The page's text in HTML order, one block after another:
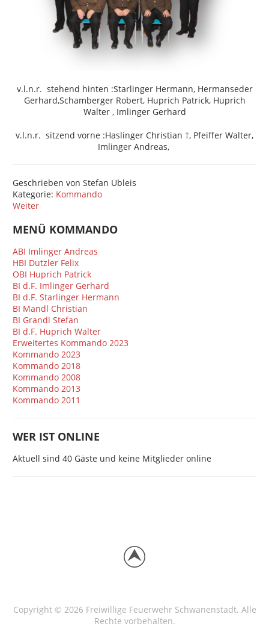
v.l.n.r. stehend hinten :Starlinger Hermann, Hermanseder
Gerhard,Schamberger Robert, Huprich Patrick, Huprich
Walter, Imlinger Gerhard
v.l.n.r. sitzend vorne :Haslinger Christian †, Pfeiffer Walter,
Imlinger Andreas,
Geschrieben vonStefan Übleis
Kategorie: Kommando
Weiter
MENÜ KOMMANDO
ABI Imlinger Andreas
HBI Dutzler Felix
OBI Huprich Patrick
BI d.F. Imlinger Gerhard
BI d.F. Starlinger Hermann
BI Mandl Christian
BI Grandl Stefan
BI d.F. Huprich Walter
Erweitertes Kommando 2023
Kommando 2023
Kommando 2018
Kommando 2008
Kommando 2013
Kommando 2011
WER IST ONLINE
Aktuell sind 40 Gäste und keine Mitglieder online
Copyright © 2026 Freiwillige Feuerwehr Schwanenstadt. Alle
Rechte vorbehalten.